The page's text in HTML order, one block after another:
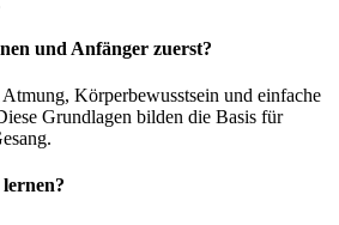
und Anfänger zuerst?
Körperbewusstsein und einfache
Grundlagen bilden die Basis für